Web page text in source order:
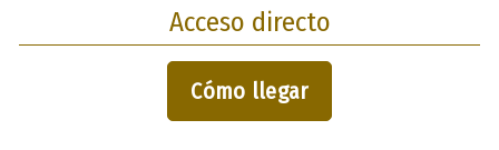
Acceso directo
Cómo llegar